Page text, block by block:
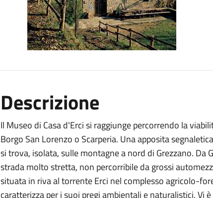
Descrizione
Il Museo di Casa d'Erci si raggiunge percorrendo la
Borgo San Lorenzo o Scarperia. Una apposita
si trova, isolata, sulle montagne a nord di Grezzano. Da
strada molto stretta, non percorribile da grossi
situata in riva al torrente Erci nel complesso agricolo-
caratterizza per i suoi pregi ambientali e naturalistici. Vi